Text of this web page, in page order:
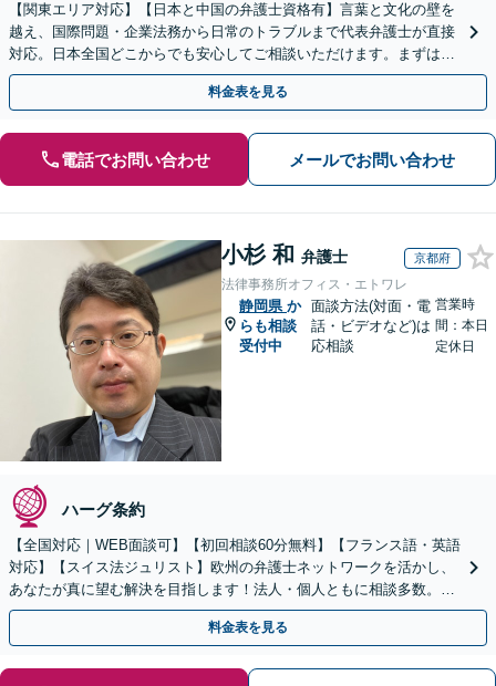
【関東エリア対応】【日本と中国の弁護士資格有】言葉と文化の壁を
越え、国際問題・企業法務から日常のトラブルまで代表弁護士が直接
対応。日本全国どこからでも安心してご相談いただけます。まずは一
歩を踏み出してみませんか。【初回相談無料】
料金表を見る
電話でお問い合わせ メールでお問い合わせ
小杉 和 弁護士 京都府
法律事務所オフィス・エトワレ
静岡県 か
らも相談
受付中
面談方法(対面・電
話・ビデオなど)は
応相談
営業時
間：本日
定休日
ハーグ条約
【全国対応｜WEB面談可】【初回相談60分無料】【フランス語・英語
対応】【スイス法ジュリスト】欧州の弁護士ネットワークを活かし、
あなたが真に望む解決を目指します！法人・個人ともに相談多数。細
やかな連絡と粘り強い交渉を徹底【休日・夜間相談可】
料金表を見る